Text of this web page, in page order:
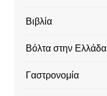
Βιβλία
Βόλτα στην Ελλάδα
Γαστρονομία